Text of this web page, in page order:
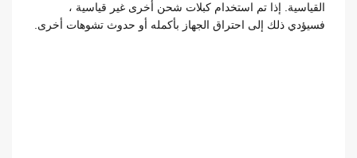
القياسية. إذا تم استخدام كبلات شحن أخرى غير قياسية ،
فسيؤدي ذلك إلى احتراق الجهاز بأكمله أو حدوث تشوهات أخرى.